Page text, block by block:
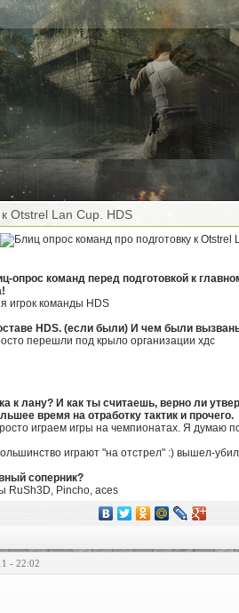
Otstrel Lan Cup. HDS
опрос команд перед подготовкой к
игрок команды HDS
HDS. (если были) И чем были
перешли под крыло организации хдс
к лану? И как ты считаешь, верно ли
время на отработку тактик и прочего.
играем игры на чемпионатах. Я думаю
играют "на отстрел" :) вышел-убил
соперник?
RuSh3D, Pincho, aces
- 22:02